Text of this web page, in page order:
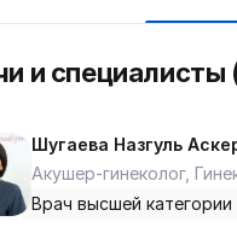
и специалисты
Шугаева Назгуль
Акушер-гинеколог,
Врач высшей категории